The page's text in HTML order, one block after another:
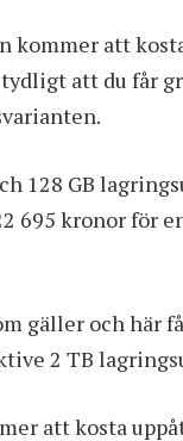
kommer att
att du får
128 GB
695 kronor för
gäller och här
2 TB
att kosta